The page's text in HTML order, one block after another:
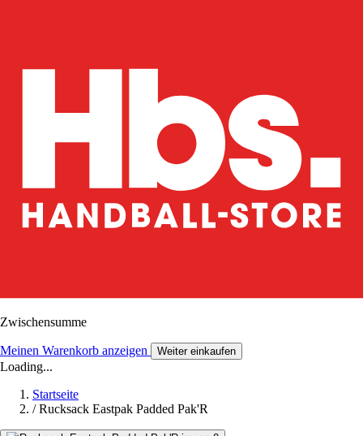
Zwischensumme
Meinen Warenkorb anzeigen Weiter einkaufen
Loading...
Startseite
/ Rucksack Eastpak Padded Pak'R